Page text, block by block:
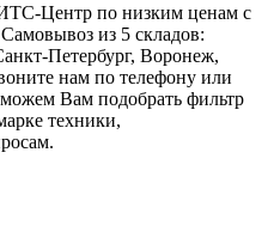
Центр по низким ценам с
из 5 складов:
Петербург, Воронеж,
нам по телефону или
Вам подобрать фильтр
техники,